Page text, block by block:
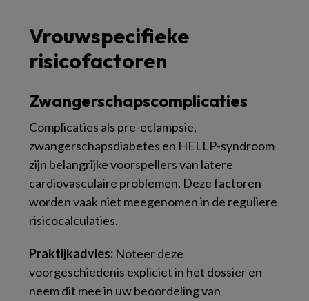
Vrouwspecifieke
risicofactoren
Zwangerschapscomplicaties
Complicaties als pre-eclampsie,
zwangerschapsdiabetes en HELLP-syndroom
zijn belangrijke voorspellers van latere
cardiovasculaire problemen. Deze factoren
worden vaak niet meegenomen in de reguliere
risicocalculaties.
Praktijkadvies: Noteer deze
voorgeschiedenis expliciet in het dossier en
neem dit mee in uw beoordeling van